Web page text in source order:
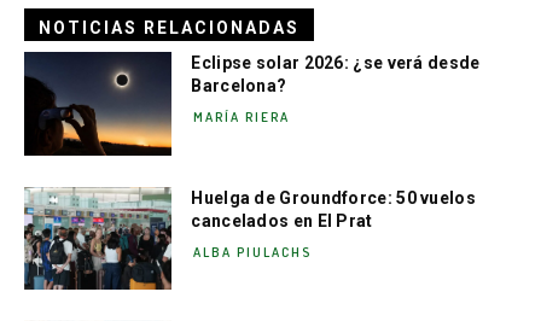
NOTICIAS RELACIONADAS
Eclipse solar 2026: ¿se verá desde
Barcelona?
MARÍA RIERA
Huelga de Groundforce: 50 vuelos
cancelados en El Prat
ALBA PIULACHS